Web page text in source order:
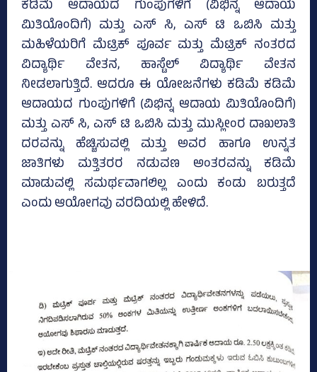
ಕಡಿಮೆ ಆದಾಯದ ಗುಂಪುಗಳಿಗೆ (ವಿಭಿನ್ನ ಆದಾಯ
ಮಿತಿಯೊಂದಿಗೆ) ಮತ್ತು ಎಸ್‌ ಸಿ, ಎಸ್‌ ಟಿ ಒಬಿಸಿ ಮತ್ತು
ಮಹಿಳೆಯರಿಗೆ ಮೆಟ್ರಿಕ್‌ ಪೂರ್ವ ಮತ್ತು ಮೆಟ್ರಿಕ್‌ ನಂತರದ
ವಿದ್ಯಾರ್ಥಿ ವೇತನ, ಹಾಸ್ಟೆಲ್‌ ವಿದ್ಯಾರ್ಥಿ ವೇತನ
ನೀಡಲಾಗುತ್ತಿದೆ. ಆದರೂ ಈ ಯೋಜನೆಗಳು ಕಡಿಮೆ ಕಡಿಮೆ
ಆದಾಯದ ಗುಂಪುಗಳಿಗೆ (ವಿಭಿನ್ನ ಆದಾಯ ಮಿತಿಯೊಂದಿಗೆ)
ಮತ್ತು ಎಸ್‌ ಸಿ, ಎಸ್‌ ಟಿ ಒಬಿಸಿ ಮತ್ತು ಮುಸ್ಲೀಂರ ದಾಖಲಾತಿ
ದರವನ್ನು ಹೆಚ್ಚಿಸುವಲ್ಲಿ ಮತ್ತು ಅವರ ಹಾಗೂ ಉನ್ನತ
ಜಾತಿಗಳು ಮತ್ತಿತರರ ನಡುವಣ ಅಂತರವನ್ನು ಕಡಿಮೆ
ಮಾಡುವಲ್ಲಿ ಸಮರ್ಥವಾಗಲಿಲ್ಲ ಎಂದು ಕಂಡು ಬರುತ್ತದೆ
ಎಂದು ಆಯೋಗವು ವರದಿಯಲ್ಲಿ ಹೇಳಿದೆ.